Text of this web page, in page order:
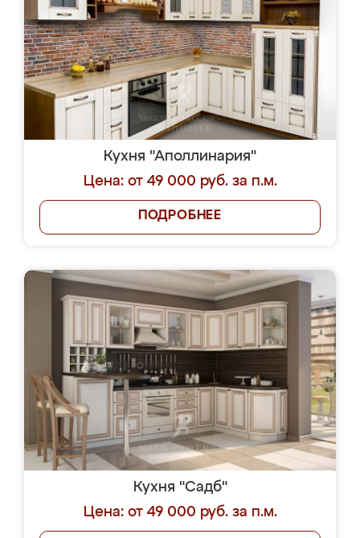
Кухня "Аполлинария"
Цена: от 49 000 руб. за п.м.
ПОДРОБНЕЕ
Кухня "Садб"
Цена: от 49 000 руб. за п.м.